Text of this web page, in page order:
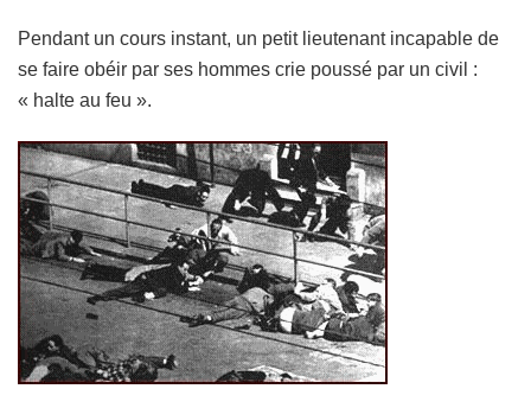
Pendant un cours instant, un petit lieutenant incapable de
se faire obéir par ses hommes crie poussé par un civil :
« halte au feu ».